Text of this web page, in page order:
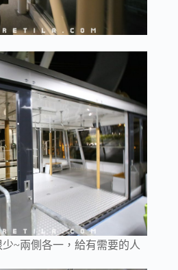
~兩側各一，給有需要的人